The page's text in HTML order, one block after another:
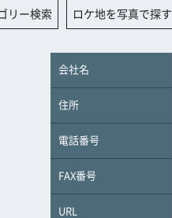
リー検索 ロケ地を写真で探す
会社名
住所
電話番号
FAX番号
URL